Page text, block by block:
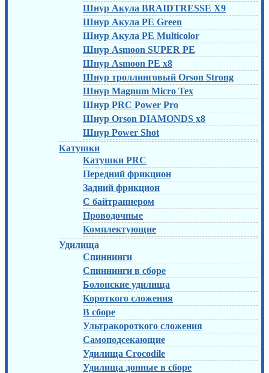
Шнур Акула BRAIDTRESSE X9
Шнур Акула PE Green
Шнур Акула PE Multicolor
Шнур Asmoon SUPER PE
Шнур Asmoon PE x8
Шнур троллинговый Orson Strong
Шнур Magnum Micro Tex
Шнур PRC Power Pro
Шнур Orson DIAMONDS x8
Шнур Power Shot
Катушки
Катушки PRC
Передний фрикцион
Задний фрикцион
С байтраннером
Проводочные
Комплектующие
Удилища
Спиннинги
Спиннинги в сборе
Болонские удилища
Короткого сложения
В сборе
Ультракороткого сложения
Самоподсекающие
Удилища Crocodile
Удилища донные в сборе